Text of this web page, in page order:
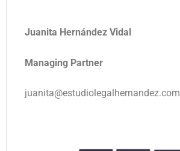
Juanita Hernández Vidal
Managing Partner
juanita@estudiolegalhernandez.com